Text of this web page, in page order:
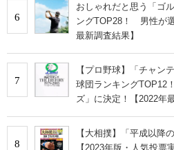
6
おしゃれだと思う「ゴ
ングTOP28！ 男性が
最新調査結果】
7
【プロ野球】「チャン
球団ランキングTOP12
ズ」に決定！【2022年
8
【大相撲】「平成以降
【2023年版・人気投票